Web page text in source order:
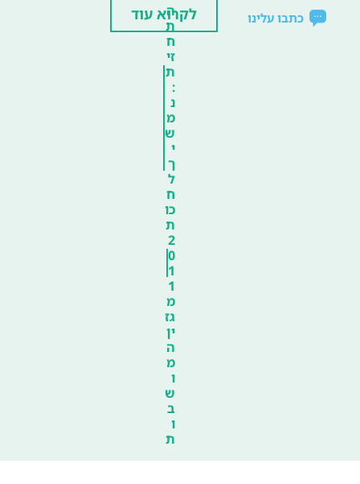
כתבו עלינו
ה
ת
ח
זי
ת
:
נ
מ
ש
י
ך
ל
ח
כו
ת
2
0
1
1
מ
גז
ין
ה
מ
ו
ש
ב
ו
ת
לקרוא עוד